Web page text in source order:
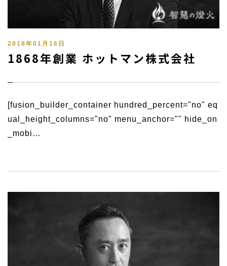
2018年01月16日
1868年創業 ホットマン株式会社
[fusion_builder_container hundred_percent="no" eq
ual_height_columns="no" menu_anchor="" hide_on
_mobi…